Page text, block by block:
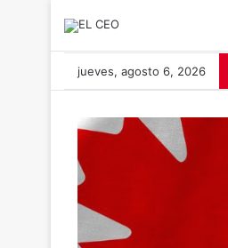
jueves, agosto 6, 2026